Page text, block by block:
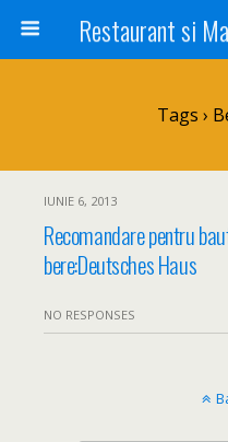
Tags ›
IUNIE 6, 2013
Recomandare pentru
bere:Deutsches Haus
NO RESPONSES